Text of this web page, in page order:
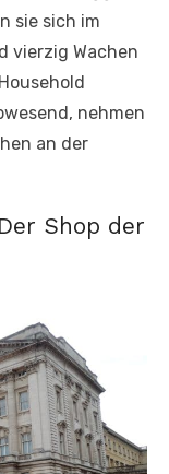
sie sich im
vierzig Wachen
nehmen
an der
Shop der